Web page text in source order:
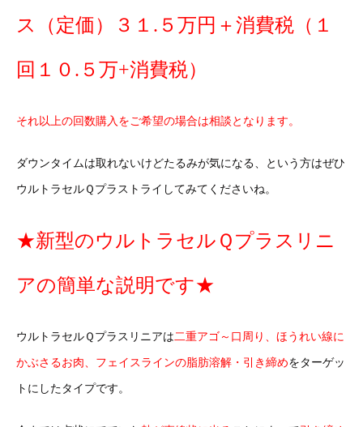
ス（定価）３１.５万円＋消費税（１
回１０.５万+消費税）
それ以上の回数購入をご希望の場合は相談となります。
ダウンタイムは取れないけどたるみが気になる、という方はぜひ
ウルトラセルＱプラストライしてみてくださいね。
★新型のウルトラセルＱプラスリニ
アの簡単な説明です★
ウルトラセルＱプラスリニアは二重アゴ～口周り、ほうれい線に
かぶさるお肉、フェイスラインの脂肪溶解・引き締めをターゲッ
トにしたタイプです。